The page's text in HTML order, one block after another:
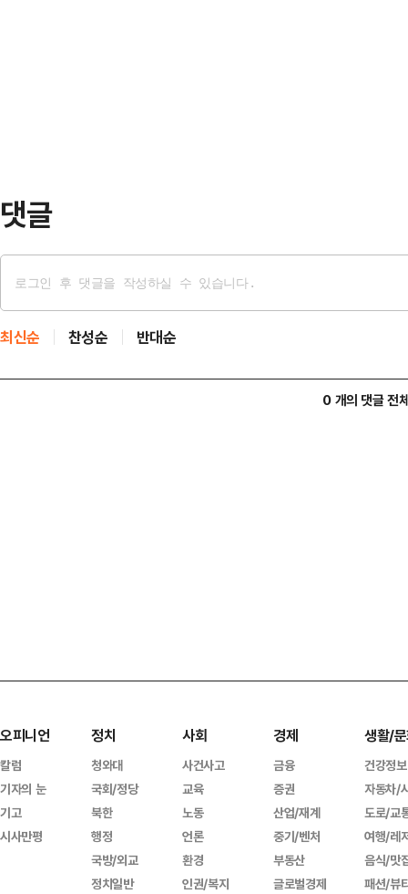
댓글
최신순 찬성순 반대순
0 개의 댓글 전
오피니언
칼럼
기자의 눈
기고
시사만평
정치
청와대
국회/정당
북한
행정
국방/외교
정치일반
사회
사건사고
교육
노동
언론
환경
인권/복지
경제
금융
증권
산업/재계
중기/벤처
부동산
글로벌경제
생활/
건강정보
자동차/
도로/교
여행/레
음식/맛
패션/뷰